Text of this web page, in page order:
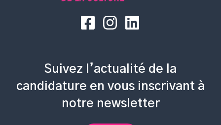
Suivez l’actualité de la
candidature en vous inscrivant à
notre newsletter